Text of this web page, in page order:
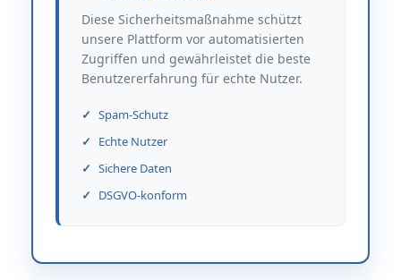
Diese Sicherheitsmaßnahme schützt
unsere Plattform vor automatisierten
Zugriffen und gewährleistet die beste
Benutzererfahrung für echte Nutzer.
Spam-Schutz
Echte Nutzer
Sichere Daten
DSGVO-konform